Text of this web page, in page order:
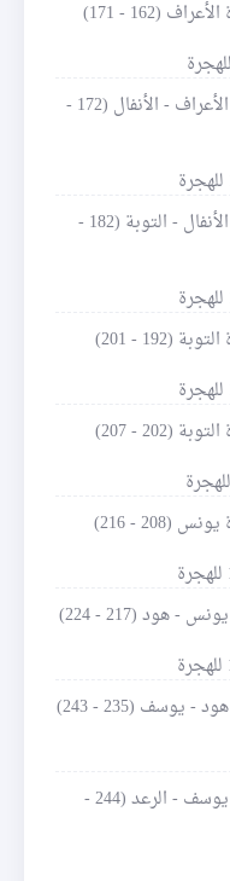
(162 - 171)
جلسة قرآنية من سور الأعراف - الأنفال (172 -
جلسة قرآنية من سور الأنفال - التوبة (182 -
- 201)
- 207)
- 216)
هود (217 - 224)
(235 - 243)
جلسة قرآنية من سور يوسف - الرعد (244 -